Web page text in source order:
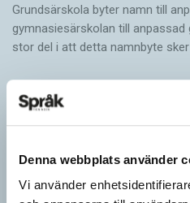
Denna webbplats använder
Vi använder
Grundsärskola byter namn till
gymnasiesärskolan till
stor del i att detta namnbyte